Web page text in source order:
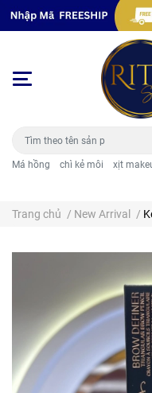
Má hồng chì kẻ môi xịt
Trang chủ / New Arrival /